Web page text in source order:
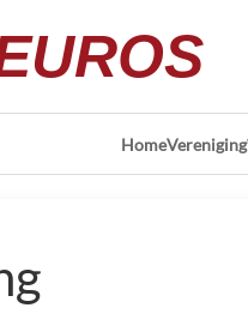
HomeVereniging